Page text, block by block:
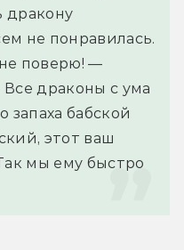
дракону
не понравилась.
поверю! —
драконы с ума
запаха бабской
этот ваш
мы ему быстро